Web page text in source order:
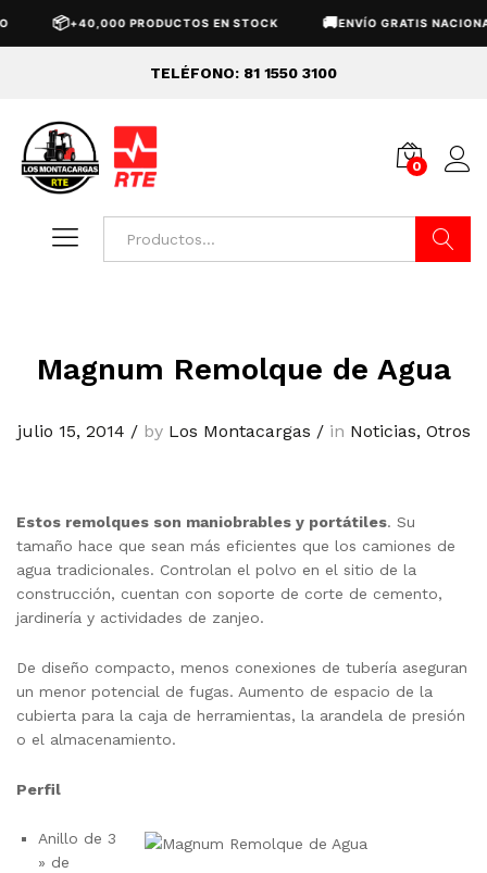
+40,000 PRODUCTOS EN STOCK ENVÍO GRATIS NACIONAL
TELÉFONO: 81 1550 3100
0
Magnum Remolque de Agua
julio 15, 2014 /by Los Montacargas /in Noticias, Otros
Estos remolques son maniobrables y portátiles. Su
tamaño hace que sean más eficientes que los camiones de
agua tradicionales. Controlan el polvo en el sitio de la
construcción, cuentan con soporte de corte de cemento,
jardinería y actividades de zanjeo.
De diseño compacto, menos conexiones de tubería aseguran
un menor potencial de fugas. Aumento de espacio de la
cubierta para la caja de herramientas, la arandela de presión
o el almacenamiento.
Perfil
Anillo de 3
» de